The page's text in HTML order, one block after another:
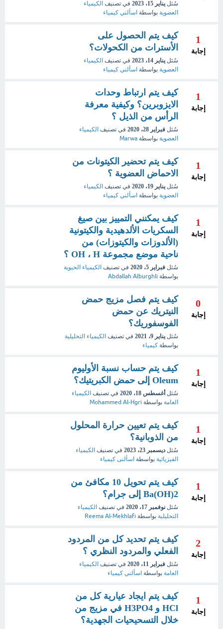
سُئل يناير 15، 2023 في تصنيف الكيمياء
العضوية بواسطة اسألني كيمياء
1
إجابة
كيف يتم الحصول على
الأسترات من الكحولات؟
سُئل يناير 14، 2023 في تصنيف الكيمياء
العضوية بواسطة اسألني كيمياء
1
إجابة
كيف يتم ارتباط وحدات
الايزوبرين؟ وكيفية معرفة
الرأس من الذيل ؟
سُئل فبراير 28، 2020 في تصنيف الكيمياء
العضوية بواسطة Marwa
1
إجابة
كيف يتم تحضير الكيتونات من
الاحماض العضوية ؟
سُئل يناير 19، 2020 في تصنيف الكيمياء
العضوية بواسطة اسألني كيمياء
1
إجابة
كيف يمكنني التمييز بين صيغ
السكريات الألدهيدية والكيتونية
(الألدوزات والكيتوزات) من
ناحية موضع مجموعة OH ، H ؟
سُئل فبراير 5، 2020 في تصنيف الكيمياء الحيوية
بواسطة Abdallah Alburghli
0
إجابة
كيف يتم فصل مزيج حمض
النيتريك عن حمض
الفوسفوريك؟
سُئل يناير 9، 2021 في تصنيف الكيمياء التحليلية
بواسطة كيمياء
1
إجابة
كيف يتم حساب نسبة الأوليوم
Oleum إلى حمض الكبريتيك؟
سُئل أغسطس 18، 2020 في تصنيف الكيمياء
العامة بواسطة Mohammed Al-Hgri
1
إجابة
كيف يتم تعيين حرارة المحلول
من الذوبانية؟
سُئل ديسمبر 23، 2023 في تصنيف الكيمياء
الفيزيائية بواسطة اسألنى كيمياء
1
إجابة
كيف يتم تحويل 10 مكافئ من
2(Ba(OH إلى جرام؟
سُئل نوفمبر 17، 2020 في تصنيف الكيمياء
التحليلية بواسطة Reema Al-Mekhlafi
2
إجابة
كيف يتم تحديد كل من المردود
الفعلي والمردود النظري ؟
سُئل فبراير 11، 2020 في تصنيف الكيمياء
العامة بواسطة اسألني كيمياء
1
إجابة
كيف يتم ايجاد عيارية كل من
HCl و H3PO4 في مزيج من
خلال التسحيحيات الجهدية؟